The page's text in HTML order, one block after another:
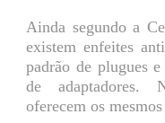
Ainda segundo a
existem enfeites
padrão de plugues
de adaptadores.
oferecem os